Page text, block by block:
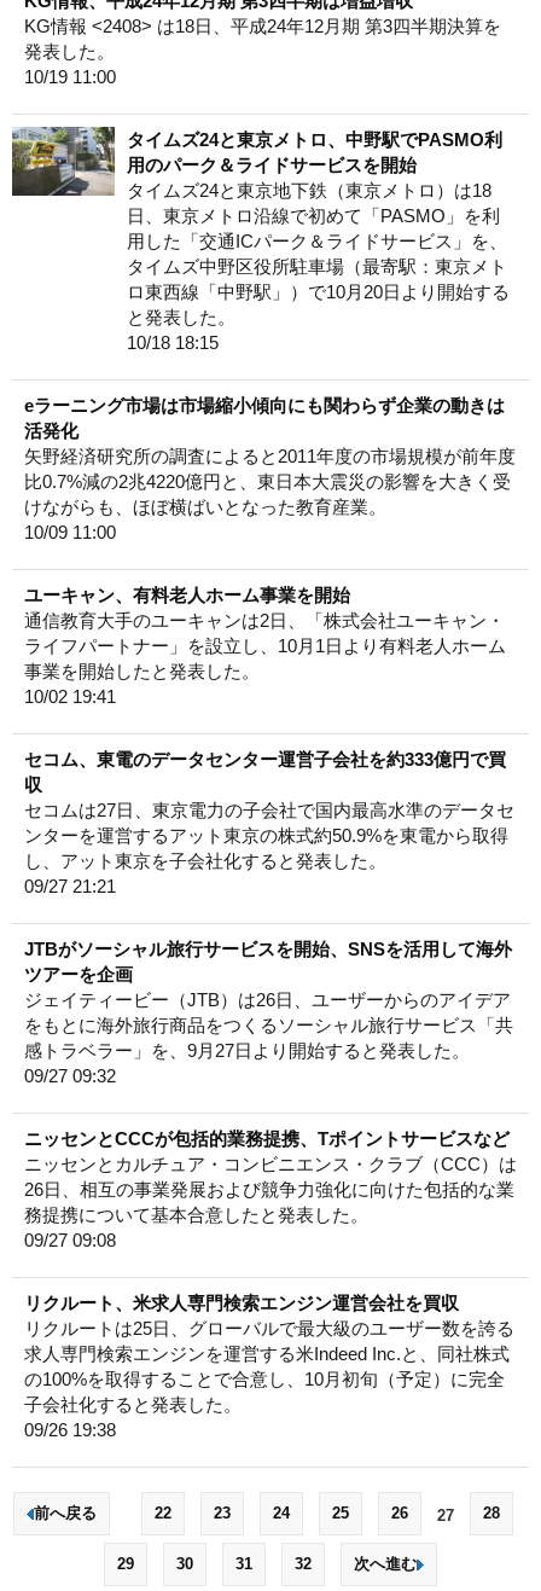
KG情報 <2408> は18日、平成24年12月期 第3四半期決算を
発表した。
10/19 11:00
タイムズ24と東京メトロ、中野駅でPASMO利
用のパーク＆ライドサービスを開始
タイムズ24と東京地下鉄（東京メトロ）は18
日、東京メトロ沿線で初めて「PASMO」を利
用した「交通ICパーク＆ライドサービス」を、
タイムズ中野区役所駐車場（最寄駅：東京メト
ロ東西線「中野駅」）で10月20日より開始する
と発表した。
10/18 18:15
eラーニング市場は市場縮小傾向にも関わらず企業の動きは
活発化
矢野経済研究所の調査によると2011年度の市場規模が前年度
比0.7%減の2兆4220億円と、東日本大震災の影響を大きく受
けながらも、ほぼ横ばいとなった教育産業。
10/09 11:00
ユーキャン、有料老人ホーム事業を開始
通信教育大手のユーキャンは2日、「株式会社ユーキャン・
ライフパートナー」を設立し、10月1日より有料老人ホーム
事業を開始したと発表した。
10/02 19:41
セコム、東電のデータセンター運営子会社を約333億円で買
収
セコムは27日、東京電力の子会社で国内最高水準のデータセ
ンターを運営するアット東京の株式約50.9%を東電から取得
し、アット東京を子会社化すると発表した。
09/27 21:21
JTBがソーシャル旅行サービスを開始、SNSを活用して海外
ツアーを企画
ジェイティービー（JTB）は26日、ユーザーからのアイデア
をもとに海外旅行商品をつくるソーシャル旅行サービス「共
感トラベラー」を、9月27日より開始すると発表した。
09/27 09:32
ニッセンとCCCが包括的業務提携、Tポイントサービスなど
ニッセンとカルチュア・コンビニエンス・クラブ（CCC）は
26日、相互の事業発展および競争力強化に向けた包括的な業
務提携について基本合意したと発表した。
09/27 09:08
リクルート、米求人専門検索エンジン運営会社を買収
リクルートは25日、グローバルで最大級のユーザー数を誇る
求人専門検索エンジンを運営する米Indeed Inc.と、同社株式
の100%を取得することで合意し、10月初旬（予定）に完全
子会社化すると発表した。
09/26 19:38
前へ戻る 22 23 24 25 26 27 28
29 30 31 32 次へ進む